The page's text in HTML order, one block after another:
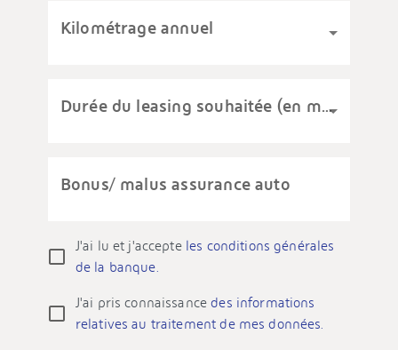
Kilométrage annuel
Durée du leasing souhaitée (en mois)
Bonus/ malus assurance auto
J'ai lu et j'accepte les conditions générales
de la banque.
J'ai pris connaissancedes informations
relatives au traitement de mes données.